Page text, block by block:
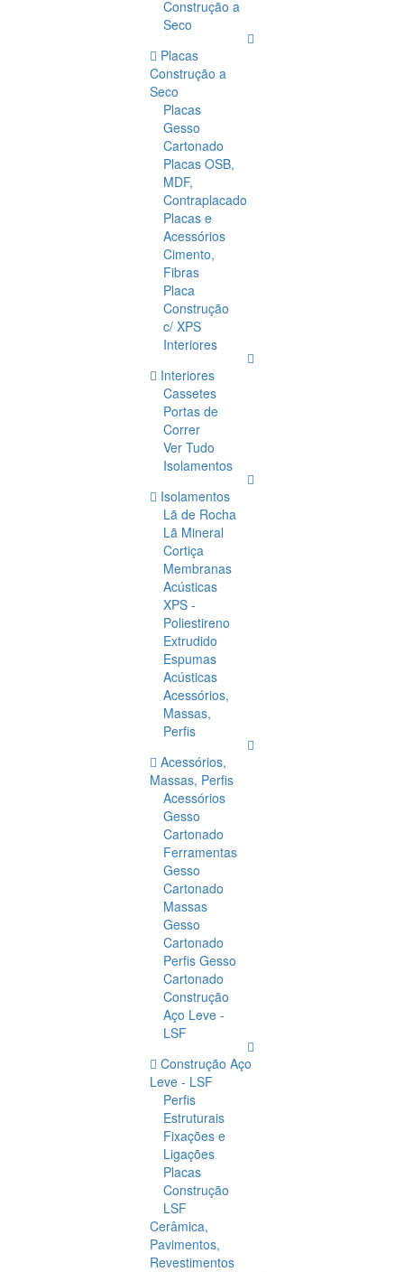
Construção a
Seco
Placas
Construção a
Seco
Placas
Gesso
Cartonado
Placas OSB,
MDF,
Contraplacado
Placas e
Acessórios
Cimento,
Fibras
Placa
Construção
c/ XPS
Interiores
Interiores
Cassetes
Portas de
Correr
Ver Tudo
Isolamentos
Isolamentos
Lã de Rocha
Lã Mineral
Cortiça
Membranas
Acústicas
XPS -
Poliestireno
Extrudido
Espumas
Acústicas
Acessórios,
Massas,
Perfis
Acessórios,
Massas, Perfis
Acessórios
Gesso
Cartonado
Ferramentas
Gesso
Cartonado
Massas
Gesso
Cartonado
Perfis Gesso
Cartonado
Construção
Aço Leve -
LSF
Construção Aço
Leve - LSF
Perfis
Estruturais
Fixações e
Ligações
Placas
Construção
LSF
Cerâmica,
Pavimentos,
Revestimentos